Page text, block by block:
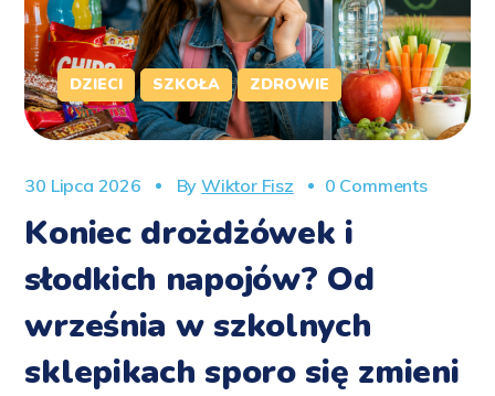
DZIECI SZKOŁA ZDROWIE
30 Lipca 2026 ByWiktor Fisz 0 Comments
Koniec drożdżówek i
słodkich napojów? Od
września w szkolnych
sklepikach sporo się zmieni